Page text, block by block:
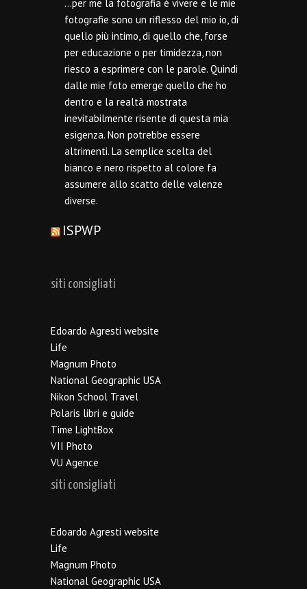
…per me la fotografia è vivere e le mie
fotografie sono un riflesso del mio io, di
quello più intimo, di quello che, forse
per educazione o per timidezza, non
riesco a esprimere con le parole. Quindi
dalle mie foto emerge quello che ho
dentro e la realtà mostrata
inevitabilmente risente di questa mia
esigenza. Non potrebbe essere
altrimenti. La semplice scelta del
bianco e nero rispetto al colore fa
assumere allo scatto delle valenze
diverse.
ISPWP
siti consigliati
Edoardo Agresti website
Life
Magnum Photo
National Geographic USA
Nikon School Travel
Polaris libri e guide
Time LightBox
VII Photo
VU Agence
siti consigliati
Edoardo Agresti website
Life
Magnum Photo
National Geographic USA